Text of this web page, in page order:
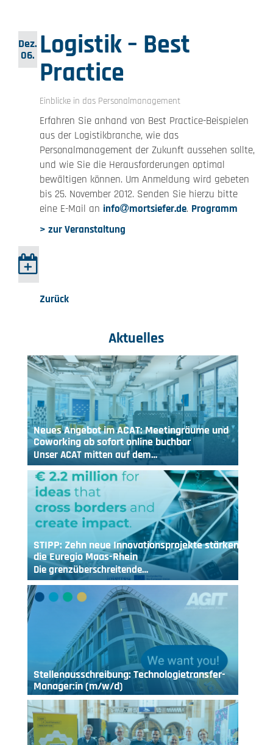
Dez.
06. Logistik – Best
Practice
Einblicke in das Personalmanagement
Erfahren Sie anhand von Best Practice-Beispielen
aus der Logistikbranche, wie das
Personalmanagement der Zukunft aussehen sollte,
und wie Sie die Herausforderungen optimal
bewältigen können. Um Anmeldung wird gebeten
bis 25. November 2012. Senden Sie hierzu bitte
eine E-Mail an info mortsiefer.de. Programm
> zur Veranstaltung
Zurück
Aktuelles
Neues Angebot im ACAT: Meetingräume und
Coworking ab sofort online buchbar
Unser ACAT mitten auf dem…
STIPP: Zehn neue Innovationsprojekte stärken
die Euregio Maas-Rhein
Die grenzüberschreitende…
Stellenausschreibung: Technologietransfer-
Manager:in (m/w/d)